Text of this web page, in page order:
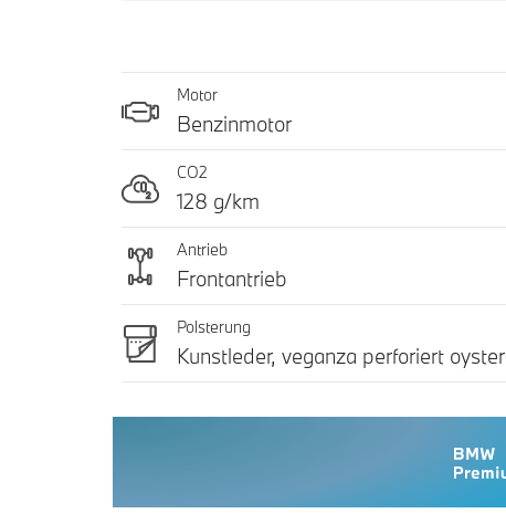
Motor
Benzinmotor
CO2
128 g/km
Antrieb
Frontantrieb
Polsterung
Kunstleder, veganza perforiert oyster